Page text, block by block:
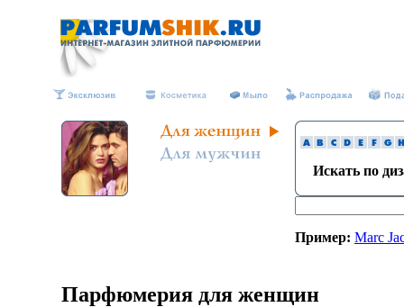
Искать по
Пример: Marc
Парфюмерия для женщин